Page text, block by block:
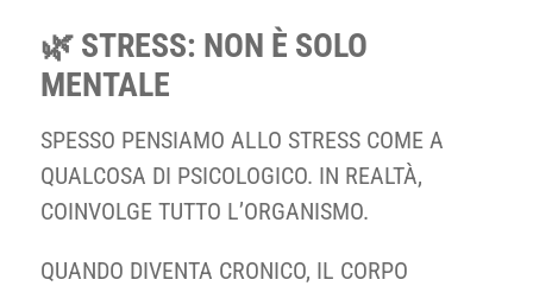
🌿 STRESS: NON È SOLO
MENTALE
SPESSO PENSIAMO ALLO STRESS COME A
QUALCOSA DI PSICOLOGICO. IN REALTÀ,
COINVOLGE TUTTO L’ORGANISMO.
QUANDO DIVENTA CRONICO, IL CORPO